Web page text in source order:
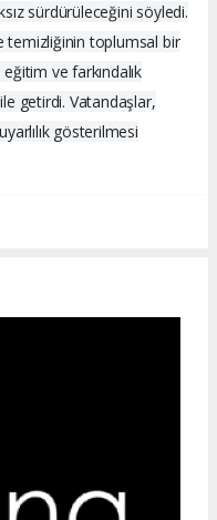
sürdürüleceğini söyledi.
temizliğinin toplumsal bir
ve farkındalık
getirdi. Vatandaşlar,
gösterilmesi